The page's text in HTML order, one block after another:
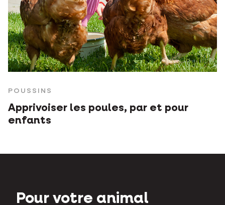
POUSSINS
Apprivoiser les poules, par et pour
enfants
Pour votre animal